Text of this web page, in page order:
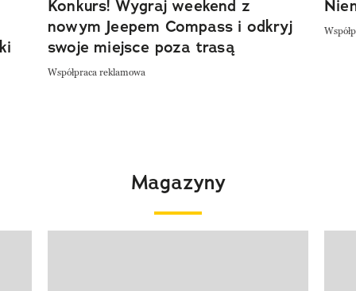
Konkurs! Wygraj weekend z
nowym Jeepem Compass i odkryj
swoje miejsce poza trasą
Współpraca reklamowa
Magazyny